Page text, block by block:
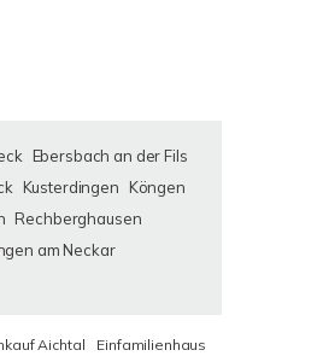
Ebersbach an der Fils
Kusterdingen
Köngen
Rechberghausen
am Neckar
Aichtal
Einfamilienhaus